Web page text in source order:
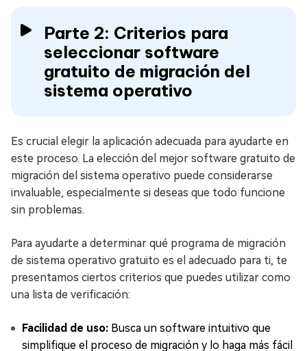
Parte 2: Criterios para
seleccionar software
gratuito de migración del
sistema operativo
Es crucial elegir la aplicación adecuada para ayudarte en
este proceso. La elección del mejor software gratuito de
migración del sistema operativo puede considerarse
invaluable, especialmente si deseas que todo funcione
sin problemas.
Para ayudarte a determinar qué programa de migración
de sistema operativo gratuito es el adecuado para ti, te
presentamos ciertos criterios que puedes utilizar como
una lista de verificación:
Facilidad de uso: Busca un software intuitivo que
simplifique el proceso de migración y lo haga más fácil